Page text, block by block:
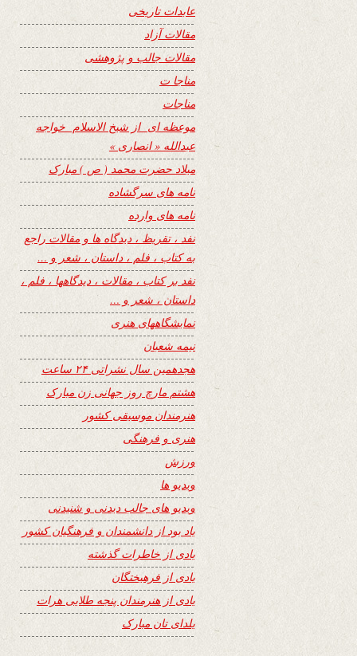
عابدات تاریخی
مقالات آزاد
مقالات جالب و پژوهشی
مناجا ت
مناجات
موعظه ای از شیخ الاسلام خواجه
عبدالله « انصاری »
میلاد حضرت محمد ( ص ) مبارک
نامه های سرگشاده
نامه های وارده
نفد ، تقریظ ، دیدگاه ها و مقالات راجع
به کتاب ، فلم ، داستان ، شعر و …
نفد بر کتاب ، مقالات ، دیدگاهها ، فلم ،
داستان ، شعر و …
نمایشگاههای هنری
نیمه شعبان
هجدهمین سال نشراتی ۲۴ ساعت
هشتم مارچ روز جهانی زن مبارک
هنرمندان موسیقی کشور
هنری و فرهنگی
ورزش
ویدیو ها
ویدیو های جالب دیدنی و شنیدنی
یاد بود از دانشمندان و فرهنگیان کشور
یادی از خاطرات گذشته
یادی از فرهیختگان
یادی از هنرمندان پنجه طلایی هرات
یلدای تان مبارک